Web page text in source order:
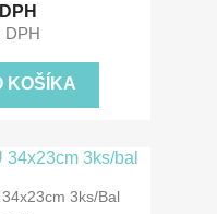
DPH
KOŠÍKA
3ks/bal